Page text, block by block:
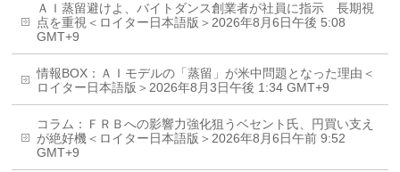
ＡＩ蒸留避けよ、バイトダンス創業者が社員に指示 長期視
点を重視＜ロイター日本語版＞2026年8月6日午後 5:08
GMT+9
情報BOX：ＡＩモデルの「蒸留」が米中問題となった理由＜
ロイター日本語版＞2026年8月3日午後 1:34 GMT+9
コラム：ＦＲＢへの影響力強化狙うベセント氏、円買い支え
が絶好機＜ロイター日本語版＞2026年8月6日午前 9:52
GMT+9